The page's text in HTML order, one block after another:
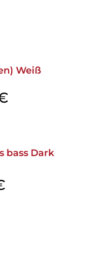
Weiß
bass Dark